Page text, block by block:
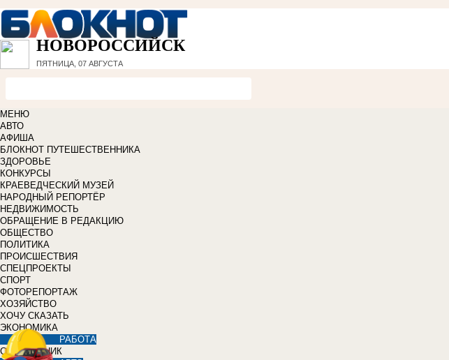
НОВОРОССИЙСК
ПЯТНИЦА, 07 АВГУСТА
МЕНЮ
АВТО
АФИША
БЛОКНОТ ПУТЕШЕСТВЕННИКА
ЗДОРОВЬЕ
КОНКУРСЫ
КРАЕВЕДЧЕСКИЙ МУЗЕЙ
НАРОДНЫЙ РЕПОРТЁР
НЕДВИЖИМОСТЬ
ОБРАЩЕНИЕ В РЕДАКЦИЮ
ОБЩЕСТВО
ПОЛИТИКА
ПРОИСШЕСТВИЯ
СПЕЦПРОЕКТЫ
СПОРТ
ФОТОРЕПОРТАЖ
ХОЗЯЙСТВО
ХОЧУ СКАЗАТЬ
ЭКОНОМИКА
РАБОТА
СПРАВОЧНИК